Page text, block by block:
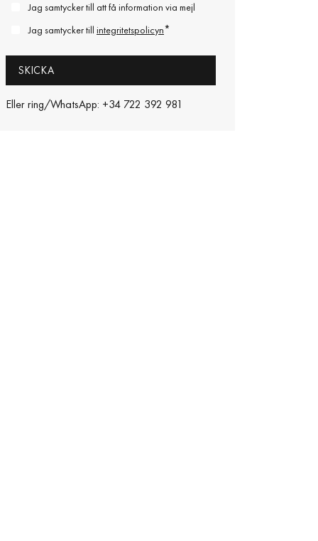
Jag samtycker till att få information via mejl
Jag samtycker till integritetspolicyn*
Eller ring/WhatsApp: +34 722 392 981